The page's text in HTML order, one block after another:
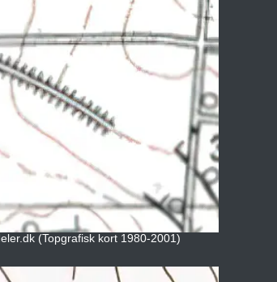
(Topgrafisk kort 1980-2001)